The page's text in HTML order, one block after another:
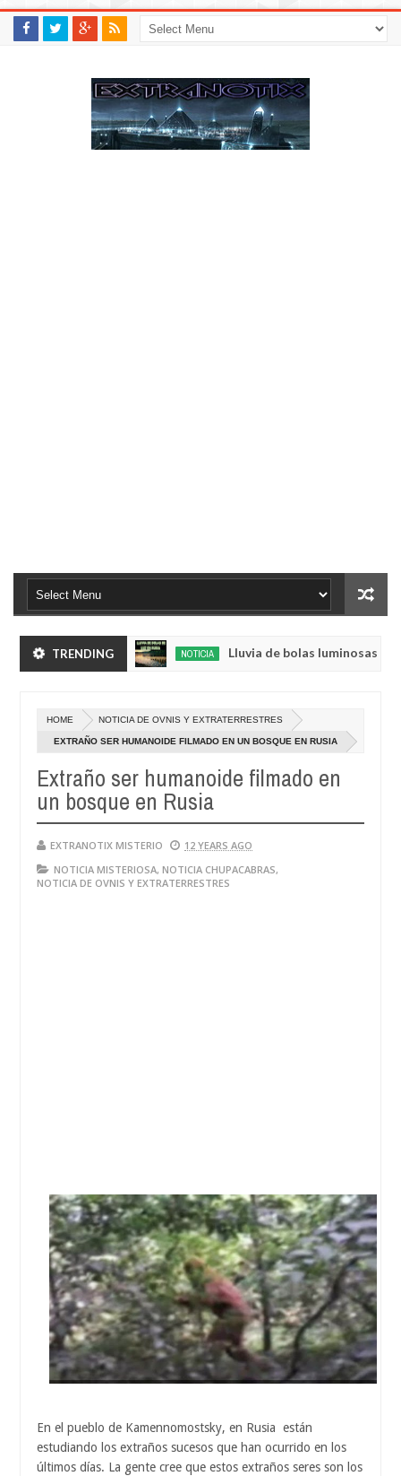
TRENDING
sus huertos.
May
NOTICIA Lluvia de bolas luminosas y
sus huertos.
May
20250
NOTICIA Lluvia de bolas luminosas y
mundo volvió a emitir mensajes crípticos tras años de silencio
HOME NOTICIA DE OVNIS Y EXTRATERRESTRES
EXTRAÑO SER HUMANOIDE FILMADO EN UN BOSQUE EN RUSIA
Extraño ser humanoide filmado en
un bosque en Rusia
EXTRANOTIX MISTERIO
12 YEARS AGO
NOTICIA MISTERIOSA, NOTICIA CHUPACABRAS,
NOTICIA DE OVNIS Y EXTRATERRESTRES
En el pueblo de Kamennomostsky, en Rusia están
estudiando los extraños sucesos que han ocurrido en los
últimos días. La gente cree que estos extraños seres son los